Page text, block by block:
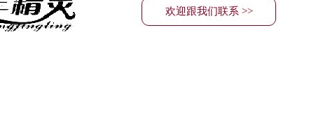
欢迎跟我们联系 >>